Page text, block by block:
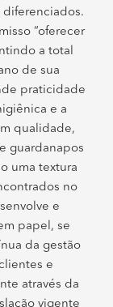
diferenciados.
“oferecer
a total
de sua
praticidade
e a
qualidade,
guardanapos
uma textura
no
e
papel, se
da gestão
e
através da
vigente